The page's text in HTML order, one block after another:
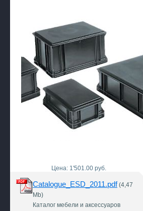
Цена: 1'501.00 руб.
Catalogue_ESD_2011.pdf(4,47
Mb)
Каталог мебели и аксессуаров